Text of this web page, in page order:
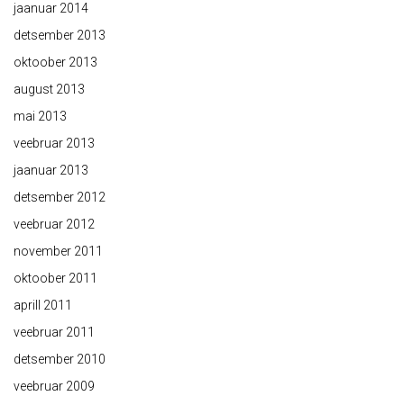
jaanuar 2014
detsember 2013
oktoober 2013
august 2013
mai 2013
veebruar 2013
jaanuar 2013
detsember 2012
veebruar 2012
november 2011
oktoober 2011
aprill 2011
veebruar 2011
detsember 2010
veebruar 2009